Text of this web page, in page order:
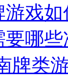
游戏
哪
牌类